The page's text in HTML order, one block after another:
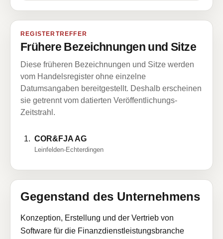
REGISTERTREFFER
Frühere Bezeichnungen und Sitze
Diese früheren Bezeichnungen und Sitze werden
vom Handelsregister ohne einzelne
Datumsangaben bereitgestellt. Deshalb erscheinen
sie getrennt vom datierten Veröffentlichungs-
Zeitstrahl.
COR&FJA AG
Leinfelden-Echterdingen
Gegenstand des Unternehmens
Konzeption, Erstellung und der Vertrieb von
Software für die Finanzdienstleistungsbranche